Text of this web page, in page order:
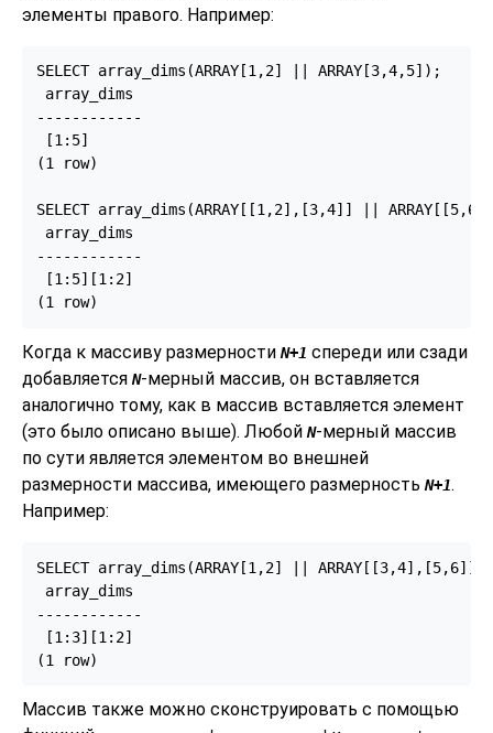
элементы правого. Например:
SELECT array_dims(ARRAY[1,2] || ARRAY[3,4,5]);
array_dims
------------
[1:5]
(1 row)
SELECT array_dims(ARRAY[[1,2],[3,4]] ||
array_dims
------------
[1:5][1:2]
(1 row)
Когда к массиву размерности N+1 спереди или сзади
добавляется N-мерный массив, он вставляется
аналогично тому, как в массив вставляется элемент
(это было описано выше). Любой N-мерный массив
по сути является элементом во внешней
размерности массива, имеющего размерность N+1.
Например:
SELECT array_dims(ARRAY[1,2] || ARRAY[[3,4],[5,6]]);
array_dims
------------
[1:3][1:2]
(1 row)
Массив также можно сконструировать с помощью